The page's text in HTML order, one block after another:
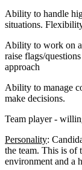
Ability to handle
situations.
Ability to work on
raise flags/
approach
Ability to manage
make decisions.
Team player -
Personality:
the team. This is of
environment and a